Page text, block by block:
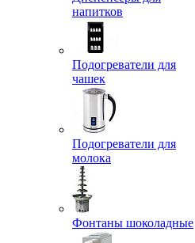
напитков
Подогреватели для
чашек
Подогреватели для
молока
Фонтаны шоколадные